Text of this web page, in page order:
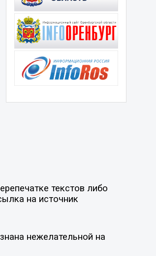
текстов либо
на источник
нежелательной на